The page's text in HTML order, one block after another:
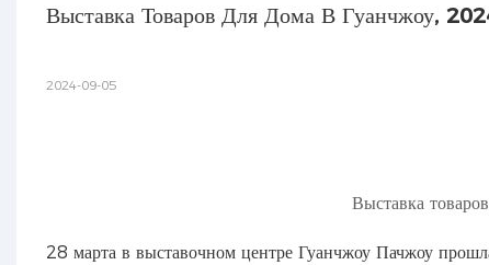
Выставка Товаров Для Дома В Гуанчжоу,
2024-09-05
Выставка
28 марта в выставочном центре Гуанчжоу Пачжоу